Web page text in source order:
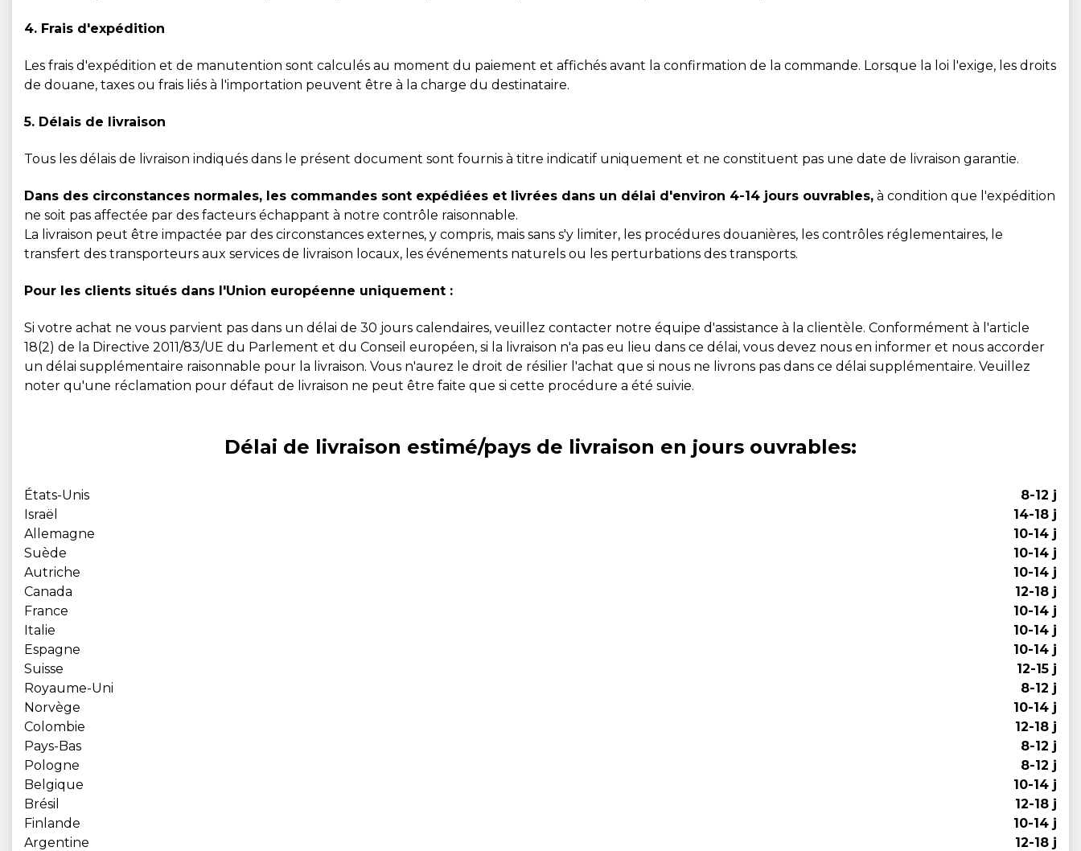
4. Frais d'expédition
Les frais d'expédition et de manutention sont calculés au moment du paiement et affichés avant la confirmation de la commande. Lorsque la loi l'exige, les droits
de douane, taxes ou frais liés à l'importation peuvent être à la charge du destinataire.
5. Délais de livraison
Tous les délais de livraison indiqués dans le présent document sont fournis à titre indicatif uniquement et ne constituent pas une date de livraison garantie.
Dans des circonstances normales, les commandes sont expédiées et livrées dans un délai d'environ 4-14 jours ouvrables, à condition que l'expédition
ne soit pas affectée par des facteurs échappant à notre contrôle raisonnable.
La livraison peut être impactée par des circonstances externes, y compris, mais sans s'y limiter, les procédures douanières, les contrôles réglementaires, le
transfert des transporteurs aux services de livraison locaux, les événements naturels ou les perturbations des transports.
Pour les clients situés dans l'Union européenne uniquement :
Si votre achat ne vous parvient pas dans un délai de 30 jours calendaires, veuillez contacter notre équipe d'assistance à la clientèle. Conformément à l'article
18(2) de la Directive 2011/83/UE du Parlement et du Conseil européen, si la livraison n'a pas eu lieu dans ce délai, vous devez nous en informer et nous accorder
un délai supplémentaire raisonnable pour la livraison. Vous n'aurez le droit de résilier l'achat que si nous ne livrons pas dans ce délai supplémentaire. Veuillez
noter qu'une réclamation pour défaut de livraison ne peut être faite que si cette procédure a été suivie.
Délai de livraison estimé/pays de livraison en jours ouvrables:
États-Unis
8-12 j
Israël
14-18 j
Allemagne
10-14 j
Suède
10-14 j
Autriche
10-14 j
Canada
12-18 j
France
10-14 j
Italie
10-14 j
Espagne
10-14 j
Suisse
12-15 j
Royaume-Uni
8-12 j
Norvège
10-14 j
Colombie
12-18 j
Pays-Bas
8-12 j
Pologne
8-12 j
Belgique
10-14 j
Brésil
12-18 j
Finlande
10-14 j
Argentine
12-18 j